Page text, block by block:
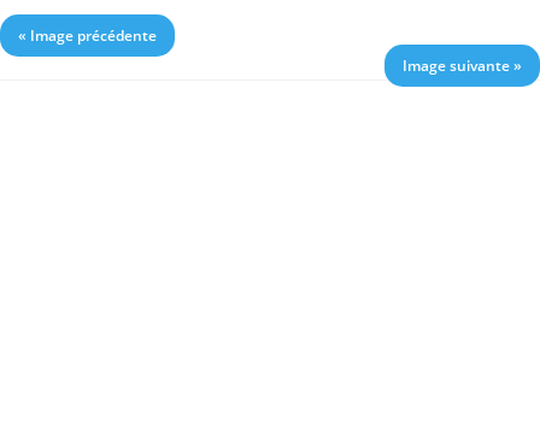
« Image précédente
Image suivante »